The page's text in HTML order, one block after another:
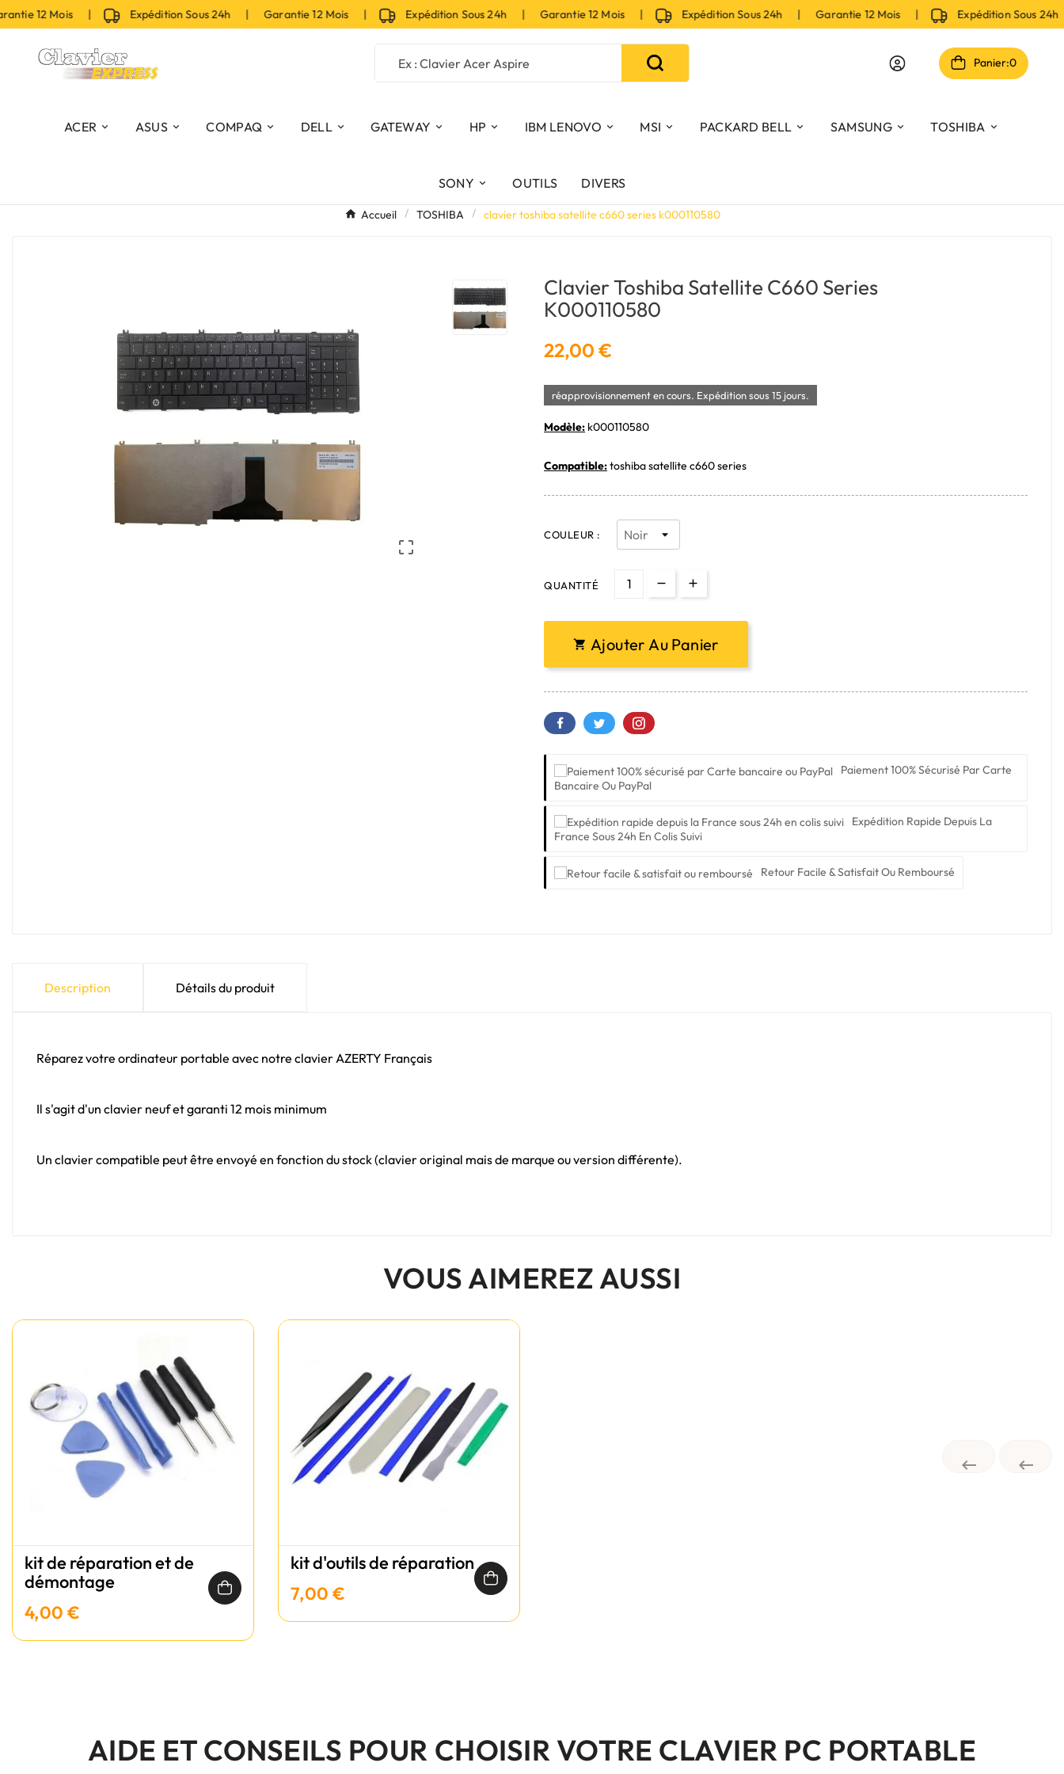
12 Mois | Expédition Sous 24h | Garantie 12 Mois | Expédition Sous 24h | Garantie 12 Mois | Expédition Sous 24h | Garantie 12 Mois | Expédition Sous
Panier:0
ACER ASUS COMPAQ DELL GATEWAY HP IBM LENOVO MSI PACKARD BELL SAMSUNG TOSHIBA
SONY OUTILS DIVERS
Accueil TOSHIBA clavier toshiba satellite c660 series k000110580

Clavier Toshiba Satellite C660 Series
K000110580
22,00 €
réapprovisionnement en cours. Expédition sous 15 jours.
Modèle: k000110580
Compatible:toshiba satellite c660 series
COULEUR :
QUANTITÉ
 Ajouter Au Panier
Paiement 100% Sécurisé Par Carte
Bancaire Ou PayPal
Expédition Rapide Depuis La
France Sous 24h En Colis Suivi
Retour Facile & Satisfait Ou Remboursé
Description Détails du produit
Réparez votre ordinateur portable avec notre clavier AZERTY Français
Il s'agit d'un clavier neuf et garanti 12 mois minimum
Un clavier compatible peut être envoyé en fonction du stock (clavier original mais de marque ou version différente).
VOUS AIMEREZ AUSSI
 
kit de réparation et de
démontage
4,00 €
kit d'outils de réparation
7,00 €
AIDE ET CONSEILS POUR CHOISIR VOTRE CLAVIER PC PORTABLE